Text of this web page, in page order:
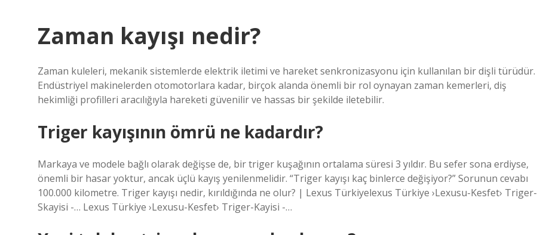
Zaman kayışı nedir?
Zaman kuleleri, mekanik sistemlerde elektrik iletimi ve hareket senkronizasyonu için kullanılan bir dişli türüdür.
Endüstriyel makinelerden otomotorlara kadar, birçok alanda önemli bir rol oynayan zaman kemerleri, diş
hekimliği profilleri aracılığıyla hareketi güvenilir ve hassas bir şekilde iletebilir.
Triger kayışının ömrü ne kadardır?
Markaya ve modele bağlı olarak değişse de, bir triger kuşağının ortalama süresi 3 yıldır. Bu sefer sona erdiyse,
önemli bir hasar yoktur, ancak üçlü kayış yenilenmelidir. “Triger kayışı kaç binlerce değişiyor?” Sorunun cevabı
100.000 kilometre. Triger kayışı nedir, kırıldığında ne olur? | Lexus Türkiyelexus Türkiye ›Lexusu-Kesfet› Triger-
Skayisi -… Lexus Türkiye ›Lexusu-Kesfet› Triger-Kayisi -…